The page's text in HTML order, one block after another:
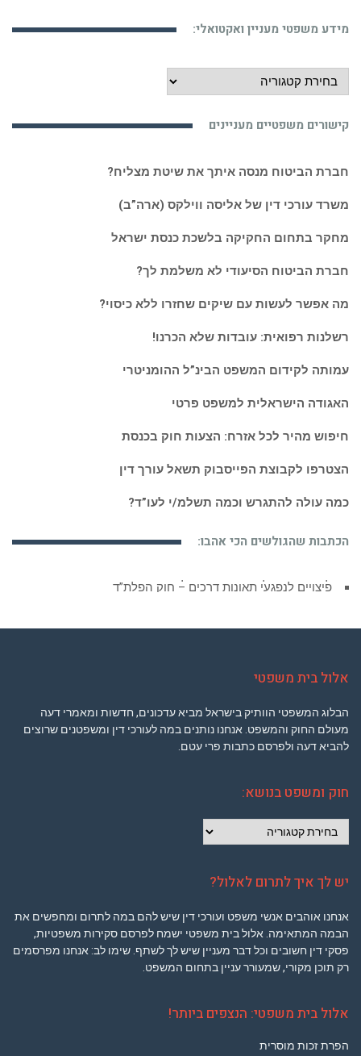
מידע משפטי מעניין ואקטואלי:
מידע
משפטי
ואקטואלי:
קישורים משפטיים מעניינים
חברת הביטוח מנסה איתך את שיטת מצליח?
משרד עורכי דין של אליסה ווילקס (ארה”ב)
מחקר בתחום החקיקה בלשכת כנסת ישראל
חברת הביטוח הסיעודי לא משלמת לך?
מה אפשר לעשות עם שיקים שחזרו ללא כיסוי?
רשלנות רפואית: עובדות שלא הכרנו!
עמותה לקידום המשפט הבינ”ל ההומניטרי
האגודה הישראלית למשפט פרטי
חיפוש מהיר לכל אזרח: הצעות חוק בכנסת
הצטרפו לקבוצת הפייסבוק תשאל עורך דין
כמה עולה להתגרש וכמה תשלמ/י לעו”ד?
הכתבות שהגולשים הכי אהבו:
פיצויים לנפגעי תאונות דרכים – חוק הפלת”ד
אלול בית משפטי
הבלוג המשפטי הוותיק בישראל מביא עדכונים, חדשות ומאמרי דעה
מעולם החוק והמשפט. אנחנו נותנים במה לעורכי דין ומשפטנים שרוצים
להביא דעה ולפרסם כתבות פרי עטם.
חוק ומשפט בנושא:
ומשפט
יש לך איך לתרום לאלול?
אנחנו אוהבים אנשי משפט ועורכי דין שיש להם במה לתרום ומחפשים את
הבמה המתאימה. אלול בית משפטי ישמח לפרסם סקירות משפטיות,
פסקי דין חשובים וכל דבר מעניין שיש לך לשתף. שימו לב: אנחנו מפרסמים
רק תוכן מקורי, שמעורר עניין בתחום המשפט.
אלול בית משפטי: הנצפים ביותר!
הפרת זכות מוסרית